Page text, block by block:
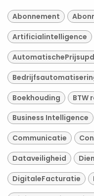
Abonnement
Artificialintelligence
Boekhouding BTW
Business Intelligence
Communicatie
Dataveiligheid
DigitaleFacturatie